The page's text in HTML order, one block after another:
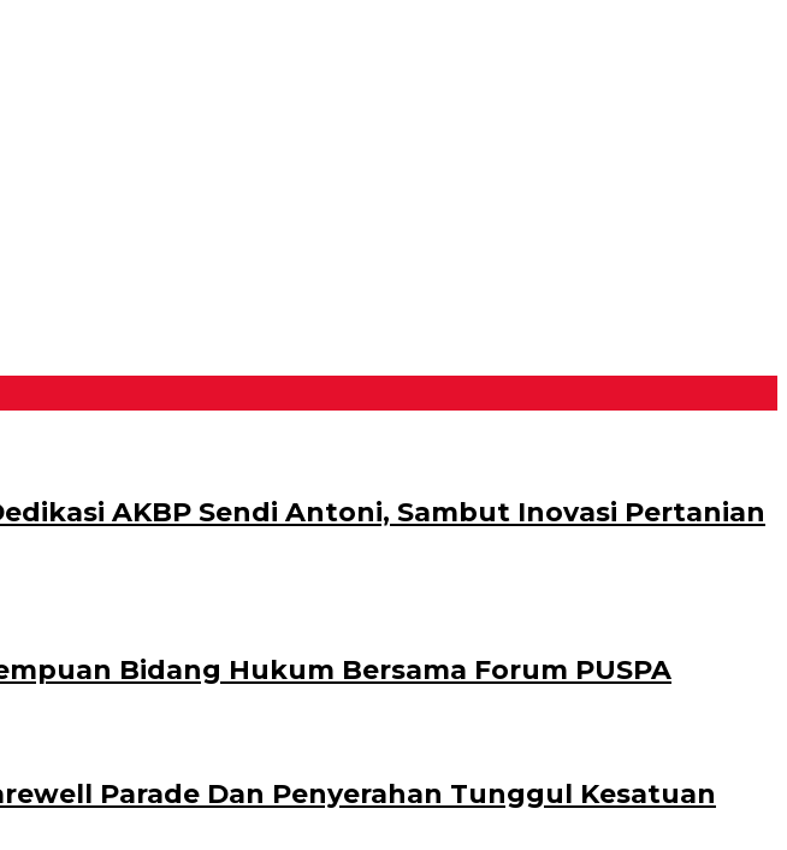
AKBP Sendi Antoni, Sambut Inovasi Pertanian
Bidang Hukum Bersama Forum PUSPA
Parade Dan Penyerahan Tunggul Kesatuan